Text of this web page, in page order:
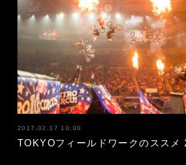
2017.02.17 10:00
TOKYOフィールドワークのススメ